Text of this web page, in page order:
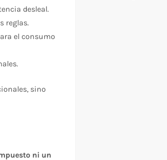
desleal.
reglas.
el consumo
sino
ni un